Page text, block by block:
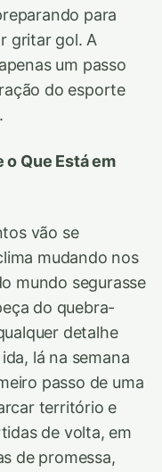
para
gritar gol. A
um passo
do esporte
o Que Está em
vão se
mudando nos
mundo segurasse
do quebra-
detalhe
lá na semana
passo de uma
território e
de volta, em
de promessa,